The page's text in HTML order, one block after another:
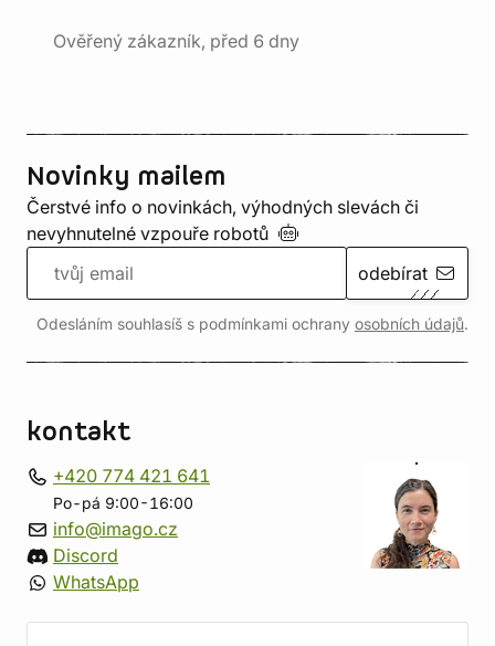
Ověřený zákazník, před 6 dny
Novinky mailem
Čerstvé info o novinkách, výhodných slevách či
nevyhnutelné vzpouře robotů
odebírat
Odesláním souhlasíš s podmínkami ochrany osobních údajů.
kontakt
+420 774 421 641
Po-pá 9:00-16:00
info@imago.cz
Discord
WhatsApp